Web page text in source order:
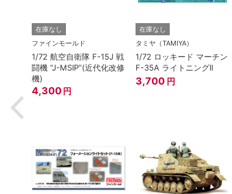
在庫なし
ファインモールド
1/72 航空自衛隊 F-15J 戦
闘機 “J-MSIP”(近代化改修
機)
4,300 円
在庫なし
タミヤ（TAMIYA）
1/72 ロッキード マーチン
F-35A ライトニングII
3,700 円